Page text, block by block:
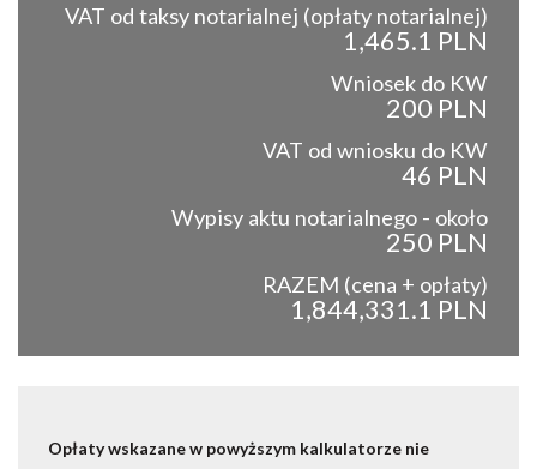
VAT od taksy notarialnej (opłaty notarialnej)
1,465.1 PLN
Wniosek do KW
200 PLN
VAT od wniosku do KW
46 PLN
Wypisy aktu notarialnego - około
250 PLN
RAZEM (cena + opłaty)
1,844,331.1 PLN
Opłaty wskazane w powyższym kalkulatorze nie